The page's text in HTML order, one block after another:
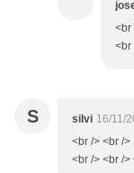
<br
<br
S silvi 16/11/
<br /> <br /
<br /> <br />